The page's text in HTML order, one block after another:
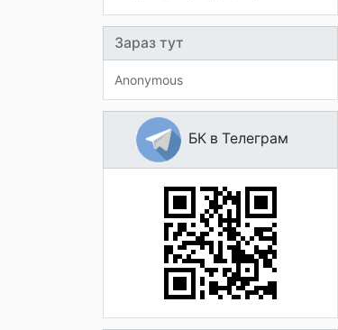
Зараз тут
Anonymous
БК в Телеграм